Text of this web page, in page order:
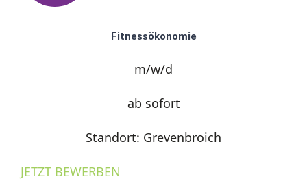
Fitnessökonomie
m/w/d
ab sofort
Standort: Grevenbroich
JETZT BEWERBEN